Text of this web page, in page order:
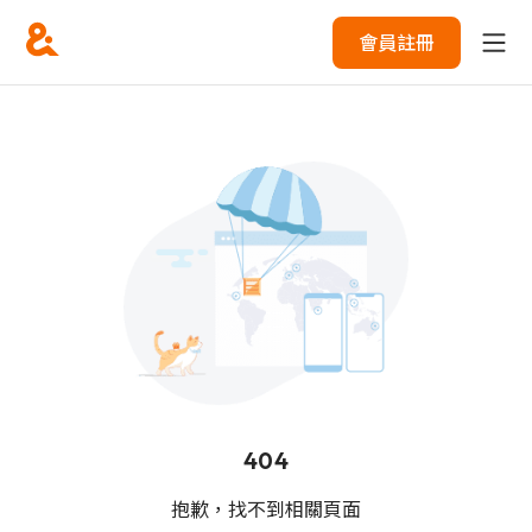
會員註冊
404
抱歉，找不到相關頁面